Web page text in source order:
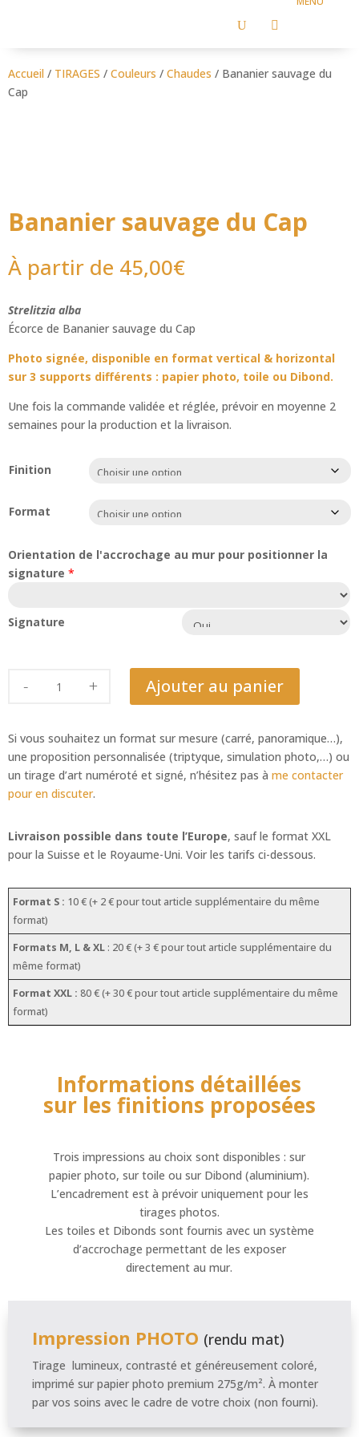
U 
Accueil / TIRAGES / Couleurs / Chaudes / Bananier sauvage du
Cap
Bananier sauvage du Cap
À partir de 45,00€
Strelitzia alba
Écorce de Bananier sauvage du Cap
Photo signée, disponible en format vertical & horizontal
sur 3 supports différents : papier photo, toile ou Dibond.
Une fois la commande validée et réglée, prévoir en moyenne 2
semaines pour la production et la livraison.
Finition
Format
Orientation de l'accrochage au mur pour positionner la
signature *
Signature
sauvage
du
Cap
Ajouter au panier
Si vous souhaitez un format sur mesure (carré, panoramique…),
une proposition personnalisée (triptyque, simulation photo,…) ou
un tirage d’art numéroté et signé, n’hésitez pas à me contacter
pour en discuter.
Livraison possible dans toute l’Europe, sauf le format XXL
pour la Suisse et le Royaume-Uni. Voir les tarifs ci-dessous.
Format S : 10 € (+ 2 € pour tout article supplémentaire du même
format)
Formats M, L & XL : 20 € (+ 3 € pour tout article supplémentaire du
même format)
Format XXL : 80 € (+ 30 € pour tout article supplémentaire du même
format)
Informations détaillées
sur les finitions proposées
Trois impressions au choix sont disponibles : sur
papier photo, sur toile ou sur Dibond (aluminium).
L’encadrement est à prévoir uniquement pour les
tirages photos.
Les toiles et Dibonds sont fournis avec un système
d’accrochage permettant de les exposer
directement au mur.
Impression PHOTO (rendu mat)
Tirage lumineux, contrasté et généreusement coloré,
imprimé sur papier photo premium 275g/m². À monter
par vos soins avec le cadre de votre choix (non fourni).